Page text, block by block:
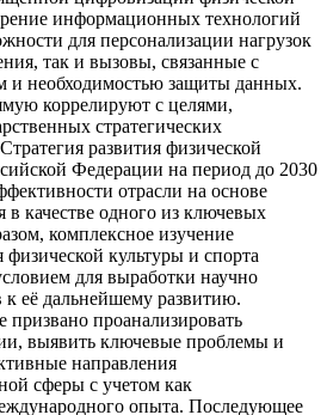
информационных технологий
для персонализации нагрузок
так и вызовы, связанные с
и необходимостью защиты данных.
коррелируют с целями,
стратегических
развития физической
Федерации на период до 2030
отрасли на основе
в качестве одного из ключевых
комплексное изучение
физической культуры и спорта
для выработки научно
её дальнейшему развитию.
призвано проанализировать
выявить ключевые проблемы и
направления
сферы с учетом как
опыта. Последующее